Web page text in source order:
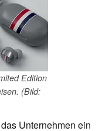
Edition
(Bild:
Unternehmen ein